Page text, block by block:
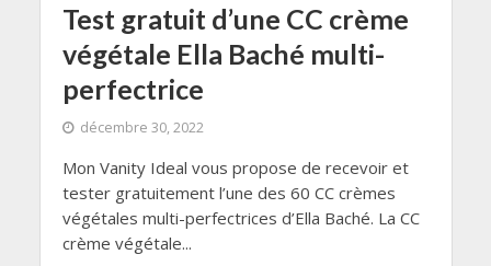
Test gratuit d’une CC crème
végétale Ella Baché multi-
perfectrice
décembre 30, 2022
Mon Vanity Ideal vous propose de recevoir et
tester gratuitement l’une des 60 CC crèmes
végétales multi-perfectrices d’Ella Baché. La CC
crème végétale...